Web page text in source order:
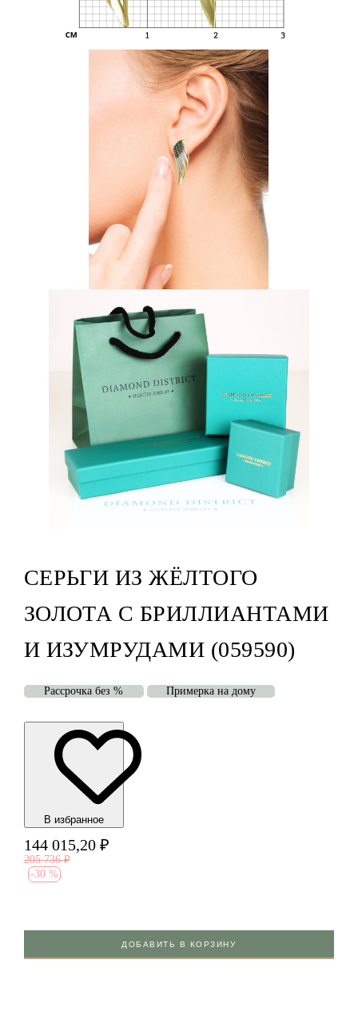
СЕРЬГИ ИЗ ЖЁЛТОГО
ЗОЛОТА С БРИЛЛИАНТАМИ
И ИЗУМРУДАМИ (059590)
Рассрочка без % Примерка на дому
В избранноe
144 015,20 ₽
205 736 ₽
-30 %
ДОБАВИТЬ В КОРЗИНУ